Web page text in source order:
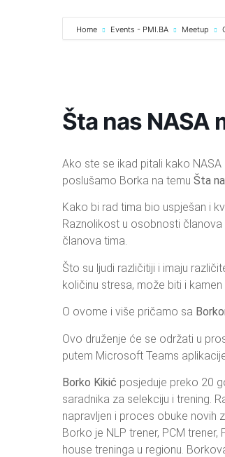
Home Events - PMI.BA Meetup
Šta nas NASA
Ako ste se ikad pitali kako
poslušamo Borka na temu Šta
Kako bi rad tima bio uspješan i
Raznolikost u osobnosti
članova tima.
Što su ljudi različitiji i imaju
količinu stresa, može biti i
O ovome i više pričamo sa
Ovo druženje će se održati u
putem Microsoft Teams
Borko Kikić posjeduje preko 20
saradnika za selekciju i trening.
napravljen i proces obuke novih
Borko je NLP trener, PCM
house treninga u regionu.